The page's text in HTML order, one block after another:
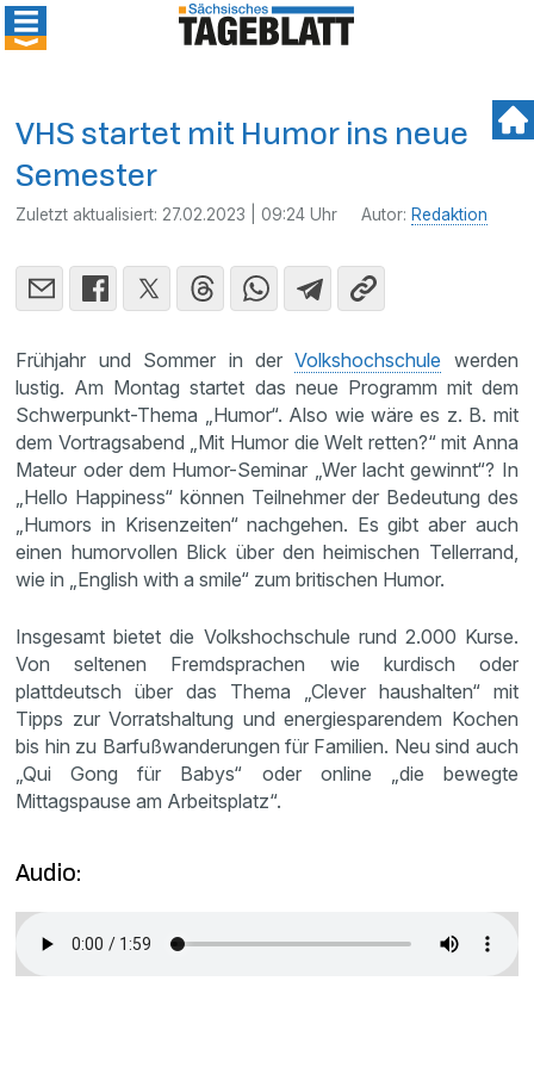
VHS startet mit Humor ins neue
Semester
Zuletzt aktualisiert: 27.02.2023 | 09:24 Uhr Autor: Redaktion
Frühjahr und Sommer in derVolkshochschule werden
lustig. Am Montag startet das neue Programm mit dem
Schwerpunkt-Thema „Humor“. Also wie wäre es z. B. mit
dem Vortragsabend „Mit Humor die Welt retten?“ mit Anna
Mateur oder dem Humor-Seminar „Wer lacht gewinnt“? In
„Hello Happiness“ können Teilnehmer der Bedeutung des
„Humors in Krisenzeiten“ nachgehen. Es gibt aber auch
einen humorvollen Blick über den heimischen Tellerrand,
wie in „English with a smile“ zum britischen Humor.
Insgesamt bietet die Volkshochschule rund 2.000 Kurse.
Von seltenen Fremdsprachen wie kurdisch oder
plattdeutsch über das Thema „Clever haushalten“ mit
Tipps zur Vorratshaltung und energiesparendem Kochen
bis hin zu Barfußwanderungen für Familien. Neu sind auch
„Qui Gong für Babys“ oder online „die bewegte
Mittagspause am Arbeitsplatz“.
Audio: